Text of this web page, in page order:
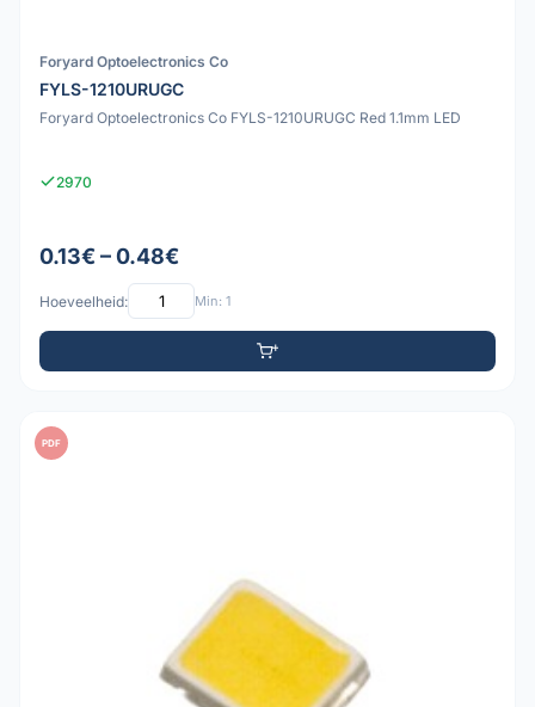
Foryard Optoelectronics Co
FYLS-1210URUGC
Foryard Optoelectronics Co FYLS-1210URUGC Red 1.1mm LED
2970
0.13€ – 0.48€
Hoeveelheid: Min: 1
PDF